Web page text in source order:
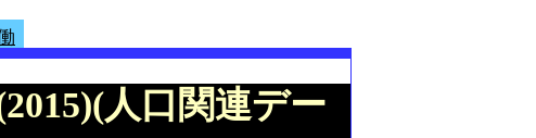
人口関連デー